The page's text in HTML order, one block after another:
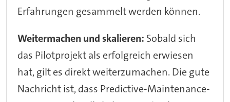
Erfahrungen gesammelt werden können.
Weitermachen und skalieren: Sobald sich
das Pilotprojekt als erfolgreich erwiesen
hat, gilt es direkt weiterzumachen. Die gute
Nachricht ist, dass Predictive-Maintenance-